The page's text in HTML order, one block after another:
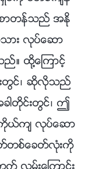
စာတန္သည္ အႏို
ား လုပ္ေဆာ
ထို႔ေၾကာင့္
ြင္၊ ဆိုလိုသည္
တိုင္းတြင္၊ ဤ
ယ္က် လုပ္ေဆာ
တစ္ေခတ္လုံးကို